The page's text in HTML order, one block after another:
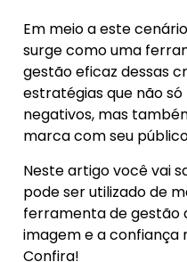
Em meio a este
surge como uma
gestão eficaz dessas
estratégias que não
negativos, mas
marca com seu
Neste artigo você vai
pode ser utilizado de
ferramenta de gestão
imagem e a confiança
Confira!